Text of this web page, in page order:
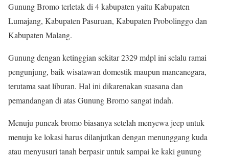
Gunung Bromo terletak di 4 kabupaten yaitu Kabupaten
Lumajang, Kabupaten Pasuruan, Kabupaten Probolinggo dan
Kabupaten Malang.
Gunung dengan ketinggian sekitar 2329 mdpl ini selalu ramai
pengunjung, baik wisatawan domestik maupun mancanegara,
terutama saat liburan. Hal ini dikarenakan suasana dan
pemandangan di atas Gunung Bromo sangat indah.
Menuju puncak bromo biasanya setelah menyewa jeep untuk
menuju ke lokasi harus dilanjutkan dengan menunggang kuda
atau menyusuri tanah berpasir untuk sampai ke kaki gunung